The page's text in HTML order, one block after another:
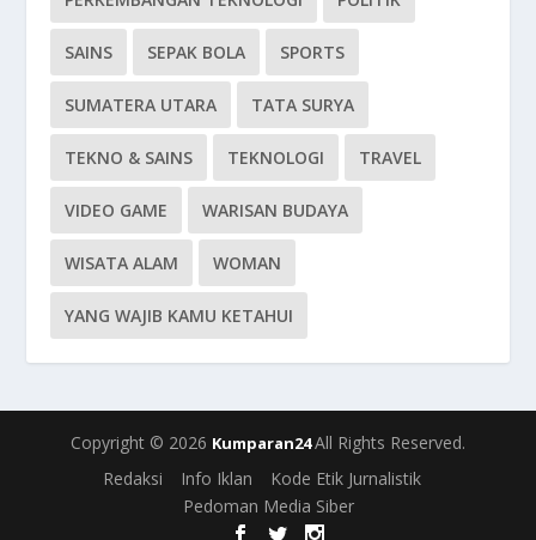
SAINS SEPAK BOLA SPORTS
SUMATERA UTARA TATA SURYA
TEKNO & SAINS TEKNOLOGI TRAVEL
VIDEO GAME WARISAN BUDAYA
WISATA ALAM WOMAN
YANG WAJIB KAMU KETAHUI
Copyright © 2026 Kumparan24All Rights Reserved.
Redaksi
Info Iklan
Kode Etik Jurnalistik
Pedoman Media Siber